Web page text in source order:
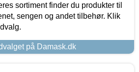
sortiment finder du produkter til
sengen og andet tilbehør. Klik
på Damask.dk